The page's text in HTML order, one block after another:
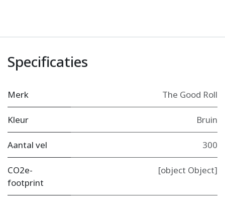
Specificaties
Merk The Good Roll
Kleur Bruin
Aantal vel 300
CO2e-
footprint
[object Object]